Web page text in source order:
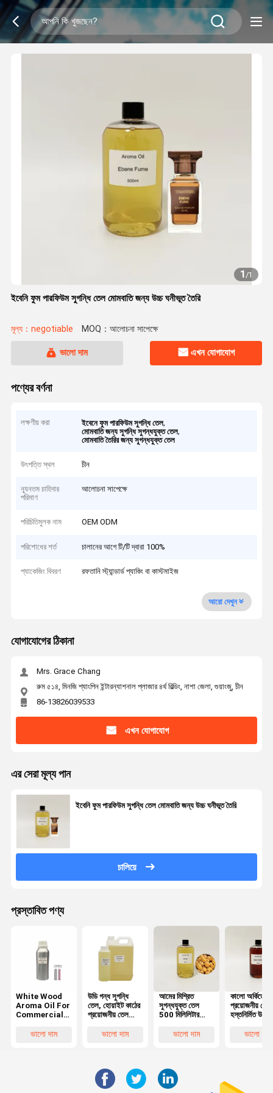
1/1
ইবেনি ফুম পারফিউম সুগন্ধি তেল মোমবাতি জন্য উচ্চ ঘনীভূত তৈরি
মূল্য：negotiable MOQ：আলোচনা সাপেক্ষে
ভালো দাম এখন যোগাযোগ
পণ্যের বর্ণনা
লক্ষণীয় করা ইবেনে ফুম পারফিউম সুগন্ধি তেল,
মোমবাতি জন্য সুগন্ধি সুগন্ধযুক্ত তেল,
মোমবাতি তৈরির জন্য সুগন্ধযুক্ত তেল
উৎপত্তি স্থল চীন
ন্যূনতম চাহিদার
পরিমাণ
আলোচনা সাপেক্ষে
পরিচিতিমুলক নাম OEM ODM
পরিশোধের শর্ত চালানের আগে টি/টি দ্বারা 100%
প্যাকেজিং বিবরণ রফতানি স্ট্যান্ডার্ড প্যাকিং বা কাস্টমাইজ
আরো দেখুন
যোগাযোগের ঠিকানা
Mrs. Grace Chang
রুম ৫১৪, মিনজি শ্যাংপিন ইন্টারন্যাশনাল প্লাজার ৪র্থ বিল্ডিং, নাশা জেলা, গুয়াংজু, চীন
86-13826039533
এখন যোগাযোগ
এর সেরা মূল্য পান
ইবেনি ফুম পারফিউম সুগন্ধি তেল মোমবাতি জন্য উচ্চ ঘনীভূত তৈরি
চালিয়ে
প্রস্তাবিত পণ্য
White Wood
Aroma Oil For
Commercial
Diffuser
ভালো দাম
উডি গন্ধ সুগন্ধি
তেল, হোয়াইট কাঠের
প্রয়োজনীয় তেল
সুগন্ধি জন্য
ভালো দাম
আমের মিশ্রিত
সুগন্ধযুক্ত তেল
500 মিলিলিটার
সাবান তৈরিতে / হাত
ভালো দাম
কালো অর্কিডের
প্রয়োজনীয় তেল
হস্তনির্মিত
তেল সুগন্ধি তৈরি
ভালো দাম